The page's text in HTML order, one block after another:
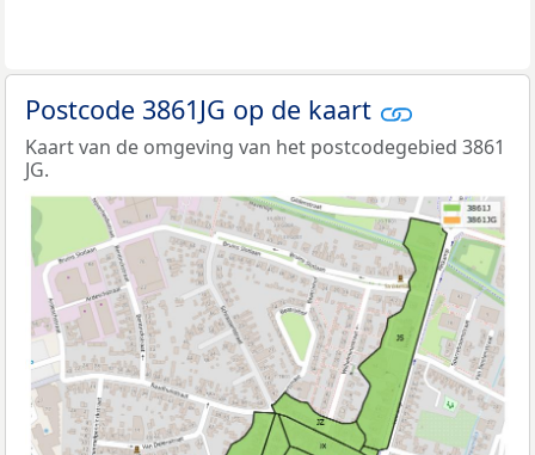
Postcode 3861JG op de kaart
Kaart van de omgeving van het postcodegebied 3861
JG.